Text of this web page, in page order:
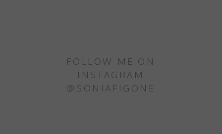
FOLLOW ME ON
INSTAGRAM
@SONIAFIGONE